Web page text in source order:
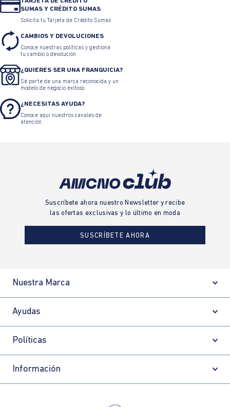
SUMAS Y CRÉDITO SUMAS
Solicita tu Tarjeta de Crédito Sumas
CAMBIOS Y DEVOLUCIONES
Conoce nuestras políticas y gestiona
tu cambio o devolución.
¿QUIERES SER UNA FRANQUICIA?
Sé parte de una marca reconocida y un
modelo de negocio exitoso.
¿NECESITAS AYUDA?
Conoce aquí nuestros canales de
atención.
Suscríbete ahora nuestro Newsletter y recibe
las ofertas exclusivas y lo último en moda
SUSCRÍBETE AHORA
Nuestra Marca
Ayudas
Políticas
Información